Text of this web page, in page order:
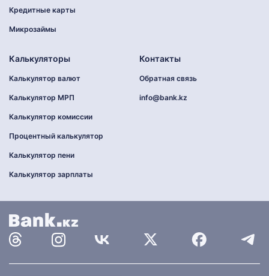
Кредитные карты
Микрозаймы
Калькуляторы
Калькулятор валют
Калькулятор МРП
Калькулятор комиссии
Процентный калькулятор
Калькулятор пени
Калькулятор зарплаты
Контакты
Обратная связь
info@bank.kz